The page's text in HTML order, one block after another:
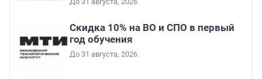
Скидка 10% на ВО и СПО в первый
год обучения
До 31 августа, 2026